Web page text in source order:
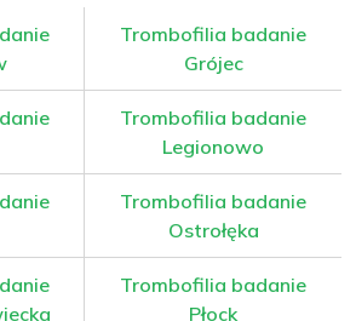
Trombofilia badanie
Grójec
Trombofilia badanie
Legionowo
Trombofilia badanie
Ostrołęka
Trombofilia badanie
Płock